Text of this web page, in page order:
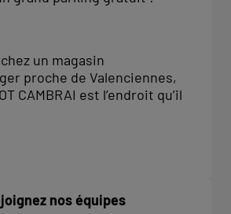
un magasin
proche de Valenciennes,
CAMBRAI est l’endroit qu’il
nos équipes